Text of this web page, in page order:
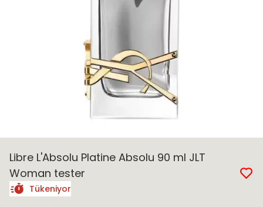
Libre L'Absolu Platine Absolu 90 ml JLT
Woman tester
Tükeniyor